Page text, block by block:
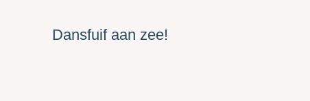
Dansfuif aan zee!